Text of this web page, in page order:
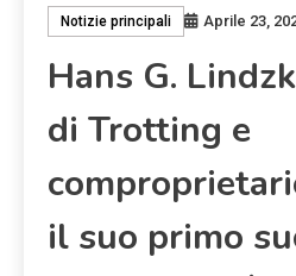
Notizie principali Aprile 23,
Hans G.
di Trotting e
il suo primo